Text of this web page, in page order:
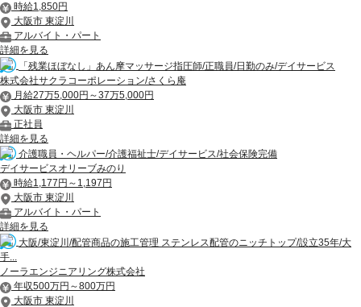
時給1,850円
大阪市 東淀川
アルバイト・パート
詳細を見る
「残業ほぼなし」あん摩マッサージ指圧師/正職員/日勤のみ/デイサービス
株式会社サクラコーポレーション/さくら庵
月給27万5,000円～37万5,000円
大阪市 東淀川
正社員
詳細を見る
介護職員・ヘルパー/介護福祉士/デイサービス/社会保険完備
デイサービスオリーブみのり
時給1,177円～1,197円
大阪市 東淀川
アルバイト・パート
詳細を見る
大阪/東淀川/配管商品の施工管理 ステンレス配管のニッチトップ/設立35年/大
手...
ノーラエンジニアリング株式会社
年収500万円～800万円
大阪市 東淀川